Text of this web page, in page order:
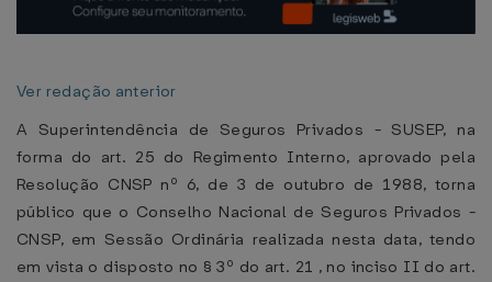
Ver redação anterior
A Superintendência de Seguros Privados - SUSEP, na
forma do art. 25 do Regimento Interno, aprovado pela
Resolução CNSP nº 6, de 3 de outubro de 1988, torna
público que o Conselho Nacional de Seguros Privados -
CNSP, em Sessão Ordinária realizada nesta data, tendo
em vista o disposto no § 3º do art. 21 , no inciso II do art.